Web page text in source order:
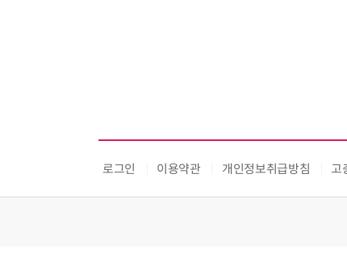
로그인 이용약관 개인정보취급방침 고